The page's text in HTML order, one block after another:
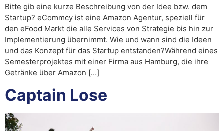
Bitte gib eine kurze Beschreibung von der Idee bzw. dem
Startup? eCommcy ist eine Amazon Agentur, speziell für
den eFood Markt die alle Services von Strategie bis hin zur
Implementierung übernimmt. Wie und wann sind die Ideen
und das Konzept für das Startup entstanden?Während eines
Semesterprojektes mit einer Firma aus Hamburg, die ihre
Getränke über Amazon […]
Captain Lose